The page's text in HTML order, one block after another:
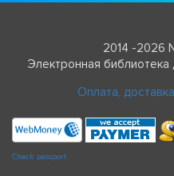
2014 -2026
Электронная
Оплата,
Check passport